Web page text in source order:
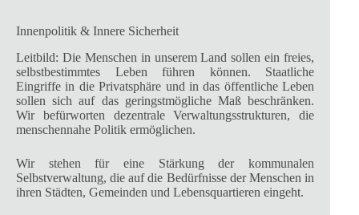
Innenpolitik & Innere Sicherheit
Leitbild: Die Menschen in unserem Land sollen ein freies,
selbstbestimmtes Leben führen können. Staatliche
Eingriffe in die Privatsphäre und in das öffentliche Leben
sollen sich auf das geringstmögliche Maß beschränken.
Wir befürworten dezentrale Verwaltungsstrukturen, die
menschennahe Politik ermöglichen.
Wir stehen für eine Stärkung der kommunalen
Selbstverwaltung, die auf die Bedürfnisse der Menschen in
ihren Städten, Gemeinden und Lebensquartieren eingeht.